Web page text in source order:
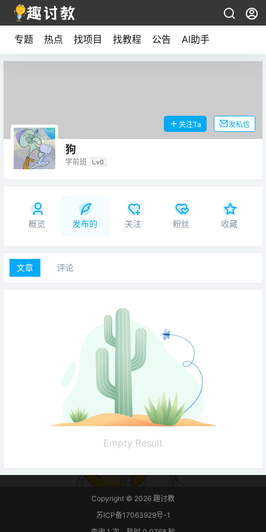
专题 热点 找项目 找教程 公告 AI助手
狗
学前班 Lv0
关注Ta 发私信
概览 发布的 关注 粉丝 收藏
文章 评论
Empty Result
Copyright © 2026 趣讨教
苏ICP备17063929号-1